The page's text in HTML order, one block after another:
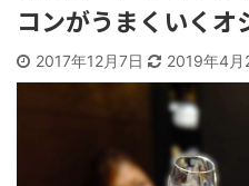
コンがうまくいくオ
2017年12月7日 2019年4月